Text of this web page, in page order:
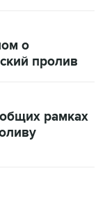
о
пролив
рамках